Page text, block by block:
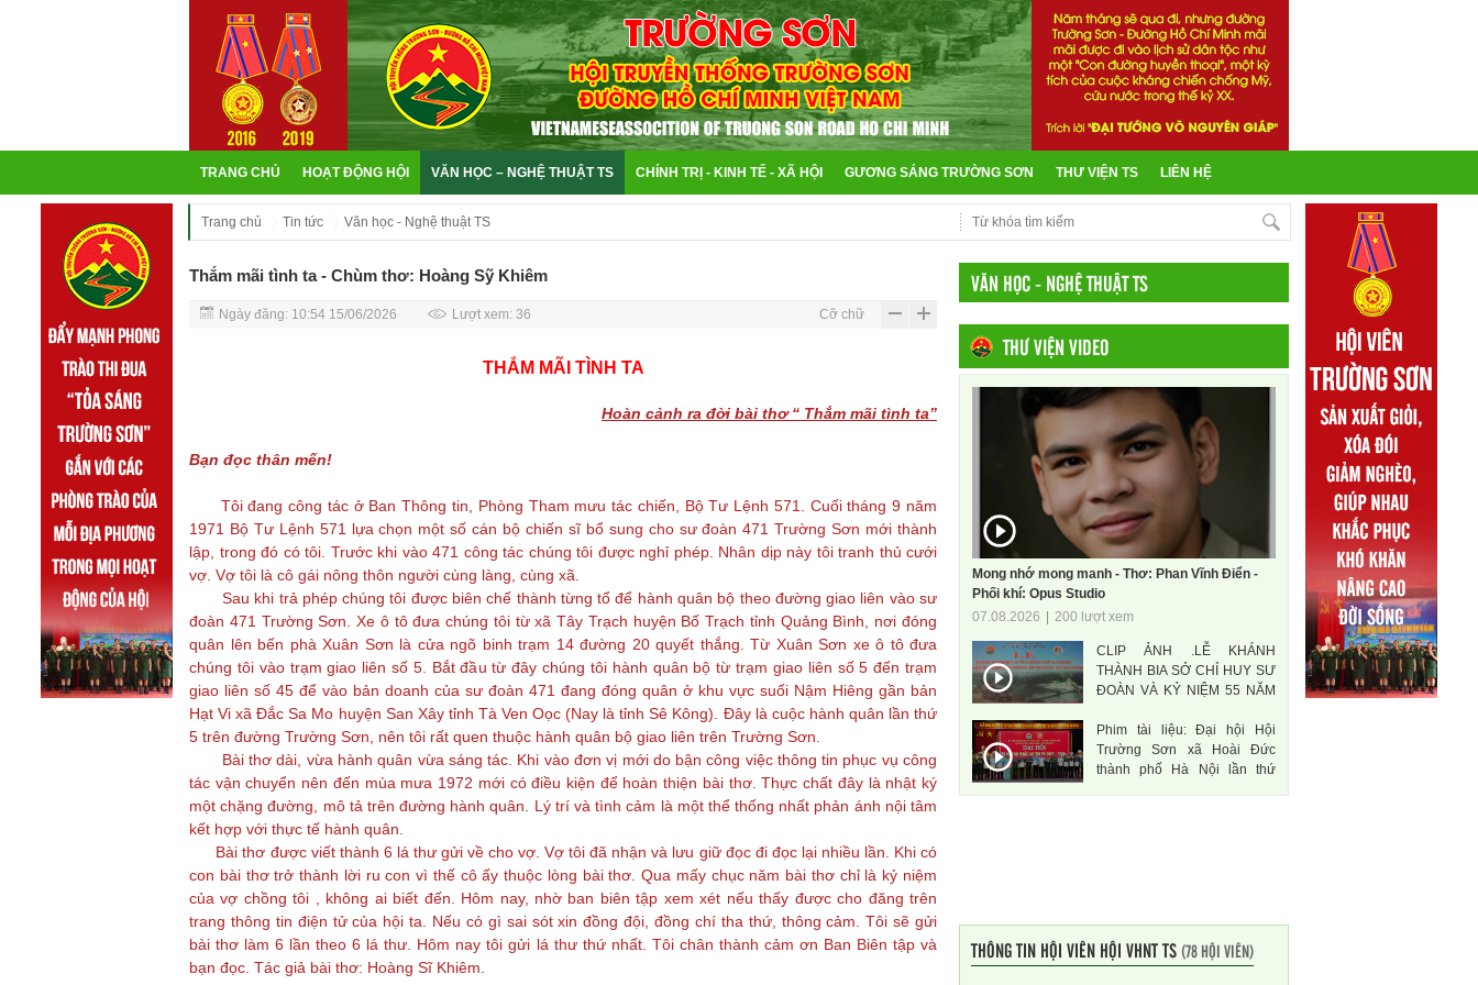
TRANG CHỦ HOẠT ĐỘNG HỘI VĂN HỌC – NGHỆ THUẬT TS CHÍNH TRỊ - KINH TẾ - XÃ HỘI GƯƠNG SÁNG TRƯỜNG SƠN THƯ VIỆN TS LIÊN HỆ
Trang chủ Tin tức Văn học - Nghệ thuật TS
Thắm mãi tình ta - Chùm thơ: Hoàng Sỹ Khiêm
Ngày đăng: 10:54 15/06/2026 Lượt xem: 36 Cỡ chữ
THẮM MÃI TÌNH TA
Hoàn cảnh ra đời bài thơ “ Thắm mãi tình ta”
Bạn đọc thân mến!
Tôi đang công tác ở Ban Thông tin, Phòng Tham mưu tác chiến, Bộ Tư Lệnh 571. Cuối tháng 9 năm
1971 Bộ Tư Lệnh 571 lựa chọn một số cán bộ chiến sĩ bổ sung cho sư đoàn 471 Trường Sơn mới thành
lập, trong đó có tôi. Trước khi vào 471 công tác chúng tôi được nghỉ phép. Nhân dịp này tôi tranh thủ cưới
vợ. Vợ tôi là cô gái nông thôn người cùng làng, cùng xã.
Sau khi trả phép chúng tôi được biên chế thành từng tổ để hành quân bộ theo đường giao liên vào sư
đoàn 471 Trường Sơn. Xe ô tô đưa chúng tôi từ xã Tây Trạch huyện Bố Trạch tỉnh Quảng Bình, nơi đóng
quân lên bến phà Xuân Sơn là cửa ngõ binh trạm 14 đường 20 quyết thắng. Từ Xuân Sơn xe ô tô đưa
chúng tôi vào trạm giao liên số 5. Bắt đầu từ đây chúng tôi hành quân bộ từ trạm giao liên số 5 đến trạm
giao liên số 45 để vào bản doanh của sư đoàn 471 đang đóng quân ở khu vực suối Nậm Hiêng gần bản
Hạt Vi xã Đắc Sa Mo huyện San Xây tỉnh Tà Ven Oọc (Nay là tỉnh Sê Kông). Đây là cuộc hành quân lần thứ
5 trên đường Trường Sơn, nên tôi rất quen thuộc hành quân bộ giao liên trên Trường Sơn.
Bài thơ dài, vừa hành quân vừa sáng tác. Khi vào đơn vị mới do bận công việc thông tin phục vụ công
tác vận chuyển nên đến mùa mưa 1972 mới có điều kiện để hoàn thiện bài thơ. Thực chất đây là nhật ký
một chặng đường, mô tả trên đường hành quân. Lý trí và tình cảm là một thể thống nhất phản ánh nội tâm
kết hợp với thực tế hành quân.
Bài thơ được viết thành 6 lá thư gửi về cho vợ. Vợ tôi đã nhận và lưu giữ đọc đi đọc lại nhiều lần. Khi có
con bài thơ trở thành lời ru con vì thế cô ấy thuộc lòng bài thơ. Qua mấy chục năm bài thơ chỉ là kỷ niệm
của vợ chồng tôi , không ai biết đến. Hôm nay, nhờ ban biên tập xem xét nếu thấy được cho đăng trên
trang thông tin điện tử của hội ta. Nếu có gì sai sót xin đồng đội, đồng chí tha thứ, thông cảm. Tôi sẽ gửi
bài thơ làm 6 lần theo 6 lá thư. Hôm nay tôi gửi lá thư thứ nhất. Tôi chân thành cảm ơn Ban Biên tập và
bạn đọc. Tác giả bài thơ: Hoàng Sĩ Khiêm.
VĂN HỌC - NGHỆ THUẬT TS
THƯ VIỆN VIDEO
Mong nhớ mong manh - Thơ: Phan Vĩnh Điển -
Phối khí: Opus Studio
07.08.2026
200 lượt xem
CLIP ẢNH .LỄ KHÁNH
THÀNH BIA SỞ CHỈ HUY SƯ
ĐOÀN VÀ KỶ NIỆM 55 NĂM
ANH HÙNG
Phim tài liệu: Đại hội Hội
Trường Sơn xã Hoài Đức
thành phố Hà Nội lần thứ
THÔNG TIN HỘI VIÊN HỘI VHNT TS(78 HỘI VIÊN)